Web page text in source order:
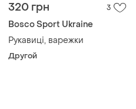
320 грн 3
Bosco Sport Ukraine
Рукавиці, варежки
Другой